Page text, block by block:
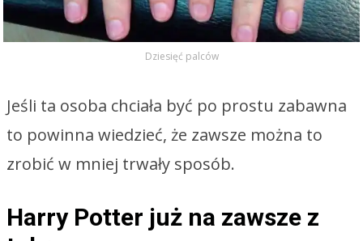
Dziesięć palców
Jeśli ta osoba chciała być po prostu zabawna
to powinna wiedzieć, że zawsze można to
zrobić w mniej trwały sposób.
Harry Potter już na zawsze z